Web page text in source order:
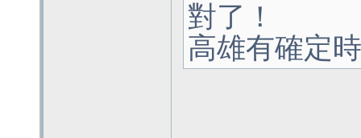
對了！
高雄有確定